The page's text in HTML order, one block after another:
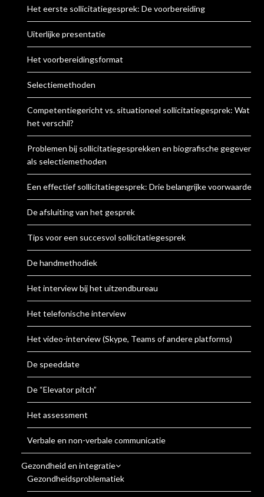
Het eerste sollicitatiegesprek: De voorbereiding
Uiterlijke presentatie
Het voorbereidingsformat
Selectiemethoden
Competentiegericht vs. situationeel sollicitatiegesprek: Wat is
het verschil?
Problemen bij sollicitatiegesprekken en biografische gegevens
als selectiemethoden
Een effectief sollicitatiegesprek: Drie belangrijke voorwaarden
De afsluiting van het gesprek
Tips voor een succesvol sollicitatiegesprek
De handmethodiek
Het interview bij het uitzendbureau
Het telefonische interview
Het video-interview (Skype, Teams of andere platforms)
De speeddate
De “Elevator pitch”
Het assessment
Verbale en non-verbale communicatie
Gezondheid en integratie
Gezondheidsproblematiek